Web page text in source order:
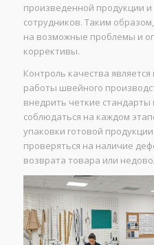
произведенной продукции
сотрудников. Таким
на возможные проблемы и
коррективы.
Контроль качества
работы швейного
внедрить четкие стандарты
соблюдаться на каждом
упаковки готовой
проверяться на наличие
возврата товара или